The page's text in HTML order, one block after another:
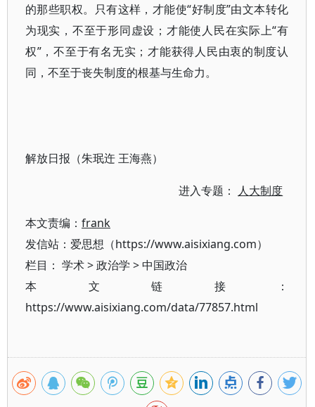
的那些职权。只有这样，才能使“好制度”由文本转化
为现实，不至于形同虚设；才能使人民在实际上“有
权”，不至于有名无实；才能获得人民由衷的制度认
同，不至于丧失制度的根基与生命力。
解放日报（朱珉迕 王海燕）
进入专题： 人大制度
本文责编： frank
发信站：爱思想（https://www.aisixiang.com）
栏目： 学术>政治学 >中国政治
本文链接：
https://www.aisixiang.com/data/77857.html